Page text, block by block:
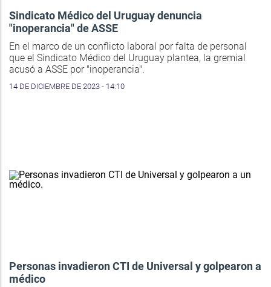
Sindicato Médico del Uruguay denuncia
"inoperancia" de ASSE
En el marco de un conflicto laboral por falta de personal
que el Sindicato Médico del Uruguay plantea, la gremial
acusó a ASSE por "inoperancia".
14 DE DICIEMBRE DE 2023 - 14:10
Personas invadieron CTI de Universal y golpearon a
médico